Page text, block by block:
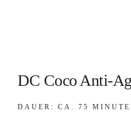
DC Coco Anti-
DAUER: CA. 75